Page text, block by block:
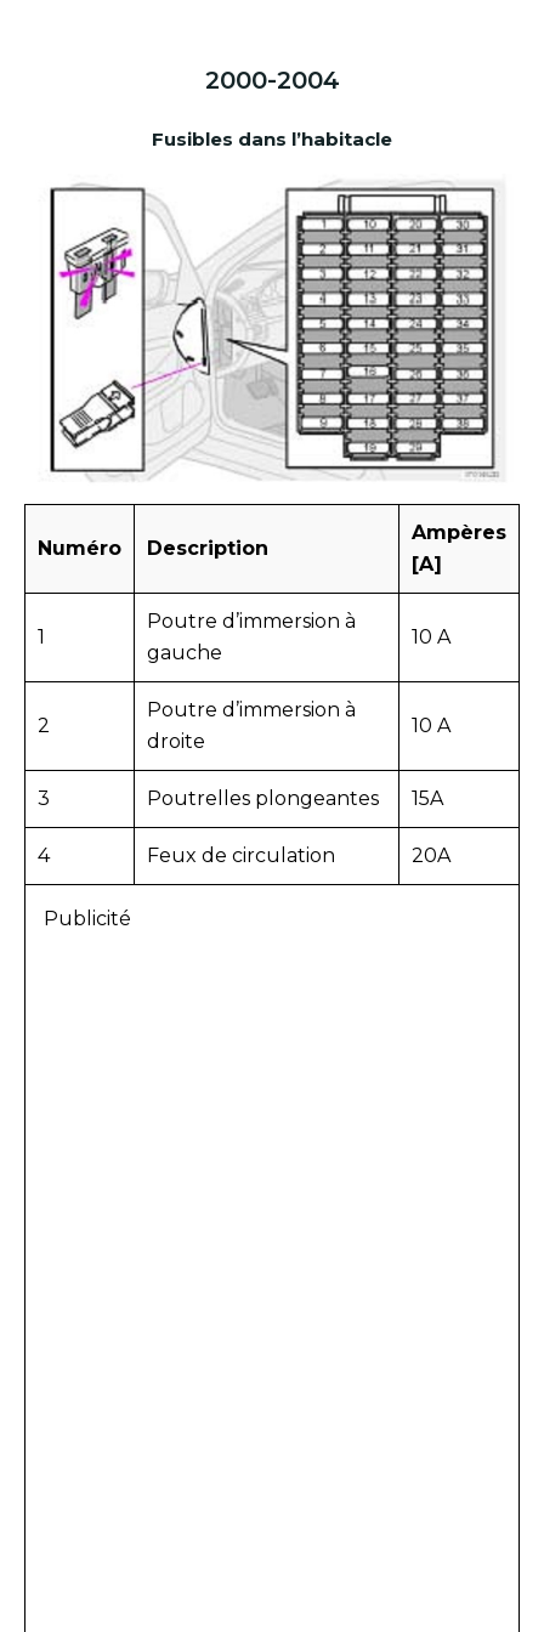
2000-2004
Fusibles dans l’habitacle
Numéro Description
Ampères
[A]
1
Poutre d’immersion à
gauche
10 A
2
Poutre d’immersion à
droite
10 A
3 Poutrelles plongeantes 15A
4 Feux de circulation 20A
Publicité